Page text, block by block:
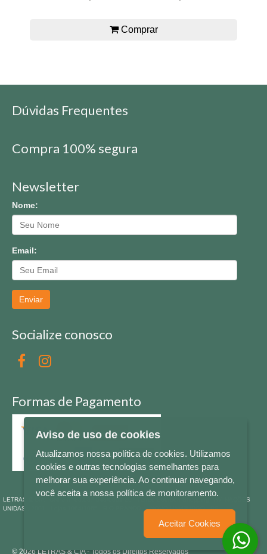
Comprar
Dúvidas Frequentes
Compra 100% segura
Newsletter
Nome:
Email:
Enviar
Socialize conosco
Formas de Pagamento
LETRAS & CIA - CNPJ n° 88.587.548/0001-20 - Térreo Bourbon Shopping - AV. NAÇÕES
UNIDAS , 2001 - Lojas 1064/1065 - RIO BRANCO - - NOVO HAMBURGO - RS
© 2026 LETRAS & CIA - Todos os Direitos Reservados
Aviso de uso de cookies
Atualizamos nossa política de cookies. Utilizamos
cookies e outras tecnologias semelhantes para
melhorar sua experiência. Ao continuar navegando,
você aceita a nossa política de monitoramento.
Aceitar Cookies